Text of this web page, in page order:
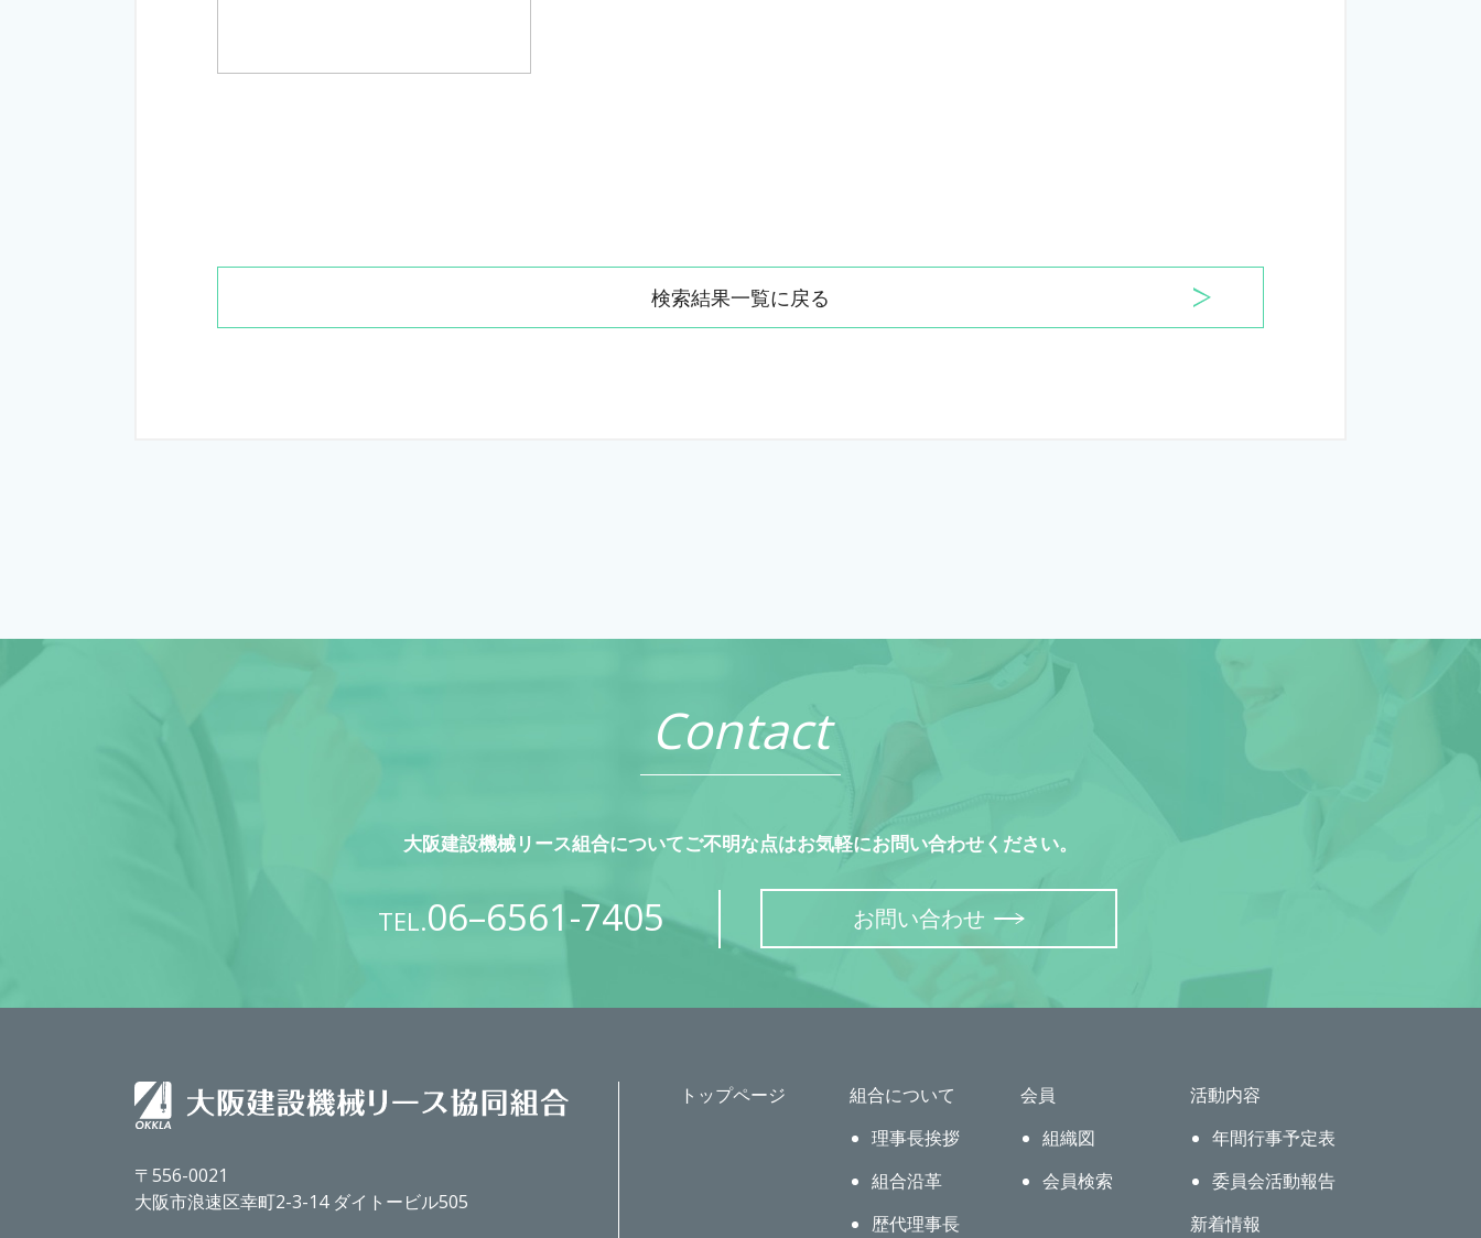
検索結果一覧に戻る
Contact
大阪建設機械リース組合についてご不明な点はお気軽にお問い合わせください。
TEL.06–6561-7405 お問い合わせ
〒556-0021
大阪市浪速区幸町2-3-14 ダイトービル505
トップページ
組合について
理事長挨拶
組合沿革
歴代理事長
会員
組織図
会員検索
活動内容
年間行事予定表
委員会活動報告
新着情報